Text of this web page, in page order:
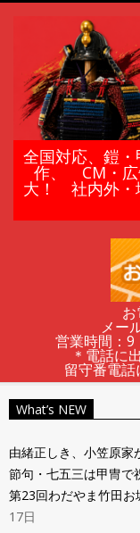
鎧
甲
レ
ン
タ
ル
全国対応、鎧
作、 CM・広
大！ 社内外・
メー
営業時間：9
＊電話に
留守番電話
Navigation
What’s NEW
由緒正しき、小笠原家
節句・七五三は甲冑で
第23回わだやま竹田お
17日